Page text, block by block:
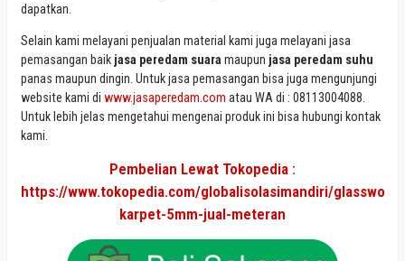
dapatkan.
Selain kami melayani penjualan material kami juga melayani jasa
pemasangan baik jasa peredam suara maupun jasa peredam suhu
panas maupun dingin. Untuk jasa pemasangan bisa juga mengunjungi
website kami di www.jasaperedam.com atau WA di : 08113004088.
Untuk lebih jelas mengetahui mengenai produk ini bisa hubungi kontak
kami.
Pembelian Lewat Tokopedia :
https://www.tokopedia.com/globalisolasimandiri/glasswool-
karpet-5mm-jual-meteran